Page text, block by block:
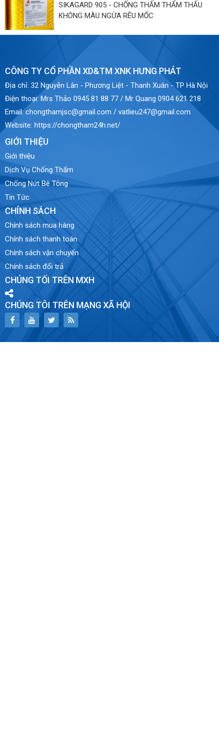
SIKAGARD 905 - CHỐNG THẤM THẨM THẤU
KHÔNG MÀU NGỪA RÊU MỐC
CÔNG TY CỔ PHẦN XD&TM XNK HƯNG PHÁT
Địa chỉ: 32 Nguyễn Lân - Phương Liệt - Thanh Xuân - TP Hà Nội
Điện thoại: Mrs Thảo 0945 81 88 77 / Mr Quang 0904 621 218
Email:chongthamjsc@gmail.com / vatlieu247@gmail.com
Website: https://chongtham24h.net/
GIỚI THIỆU
Giới thiệu
Dịch Vụ Chống Thấm
Chống Nứt Bê Tông
Tin Tức
CHÍNH SÁCH
Chính sách mua hàng
Chính sách thanh toán
Chính sách vận chuyển
Chính sách đổi trả
CHÚNG TỐI TRÊN MXH
CHÚNG TÔI TRÊN MẠNG XÃ HỘI